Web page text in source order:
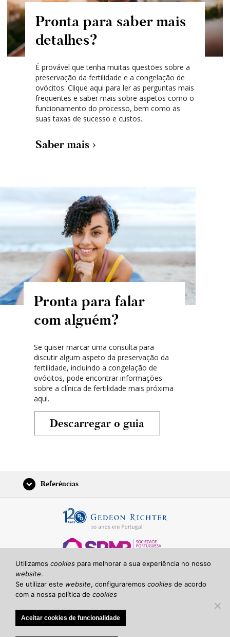
Pronta para saber mais
detalhes?
É provável que tenha muitas questões sobre a
preservação da fertilidade e a congelação de
ovócitos. Clique aqui para ler as perguntas mais
frequentes e saber mais sobre aspetos como o
funcionamento do processo, bem como as
suas taxas de sucesso e custos.
Saber mais ›
Pronta para falar
com alguém?
Se quiser marcar uma consulta para
discutir algum aspeto da preservação da
fertilidade, incluindo a congelação de
ovócitos, pode encontrar informações
sobre a clínica de fertilidade mais próxima
aqui.
Descarregar o guia
Referências
Com o apoio científico da SPMR (Sociedade Portuguesa de Medicina da Reprodução)
Termos de utilização
Aviso de Privacidade
Política de Privacidade
Utilizamos cookies para melhorar a sua experiência no nosso
website.
Se utilizar este website, configuraremos cookies de acordo
com a nossa política de cookies
Aceitar cookies de funcionalidade